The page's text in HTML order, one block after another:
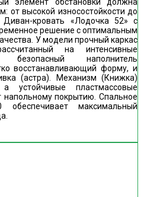
от высокой износостойкости до
Диван-кровать «Лодочка 52» с
решение с оптимальным
У модели прочный каркас
на интенсивные
безопасный наполнитель
восстанавливающий форму, и
(астра). Механизм (Книжка)
а устойчивые пластмассовые
напольному покрытию. Спальное
максимальный